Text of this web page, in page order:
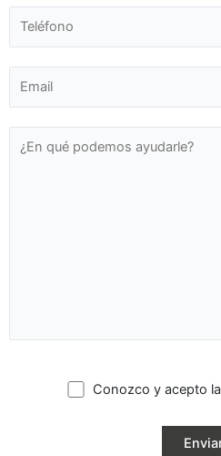
Conozco y acepto la